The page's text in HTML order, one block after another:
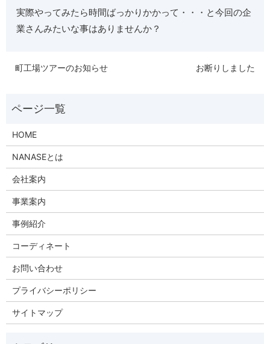
実際やってみたら時間ばっかりかかって・・・と今回の企
業さんみたいな事はありませんか？
町工場ツアーのお知らせ お断りしました
HOME
NANASEとは
会社案内
事業案内
事例紹介
コーディネート
お問い合わせ
プライバシーポリシー
サイトマップ